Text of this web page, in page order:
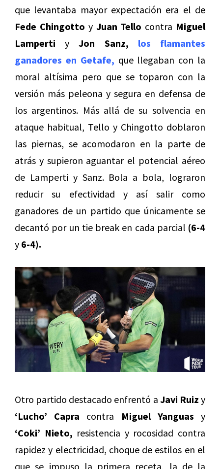
que levantaba mayor expectación era el de
Fede Chingotto y Juan Tello contra Miguel
Lamperti yJon Sanz,
los flamantes
ganadores en Getafe, que llegaban con la
moral altísima pero que se toparon con la
versión más peleona y segura en defensa de
los argentinos. Más allá de su solvencia en
ataque habitual, Tello y Chingotto doblaron
las piernas, se acomodaron en la parte de
atrás y supieron aguantar el potencial aéreo
de Lamperti y Sanz. Bola a bola, lograron
reducir su efectividad y así salir como
ganadores de un partido que únicamente se
decantó por un tie break en cada parcial (6-4
y 6-4).
Otro partido destacado enfrentó a Javi Ruiz y
‘Lucho’ Capra contra Miguel Yanguas y
‘Coki’ Nieto, resistencia y rocosidad contra
rapidez y electricidad, choque de estilos en el
que se impuso la primera receta, la de la